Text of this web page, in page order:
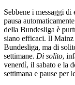
Sebbene i messaggi di
pausa
della Bundesliga è
siano efficaci. Il Mainz
Bundesliga, ma di
settimane. Di solito,
venerdì, il sabato e la
settimana e pause per